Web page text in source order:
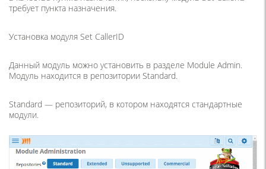
требует пункта назначения.
Установка модуля Set CallerID
Данный модуль можно установить в разделе Module Admin.
Модуль находится в репозитории Standard.
Standard — репозиторий, в котором находятся стандартные
модули.